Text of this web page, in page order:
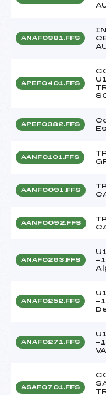
ANAF0381.FFS
APEF0401.FFS
APEF0382.FFS
AANF0101.FFS
AANF0091.FFS
AANF0092.FFS
ANAF0263.FFS
-
ANAF0252.FFS
-
ANAF0271.FFS
-
ASAF0701.FFS